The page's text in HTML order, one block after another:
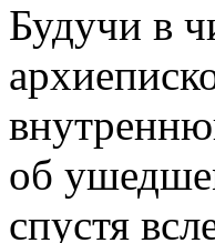
Будучи в
об
спустя